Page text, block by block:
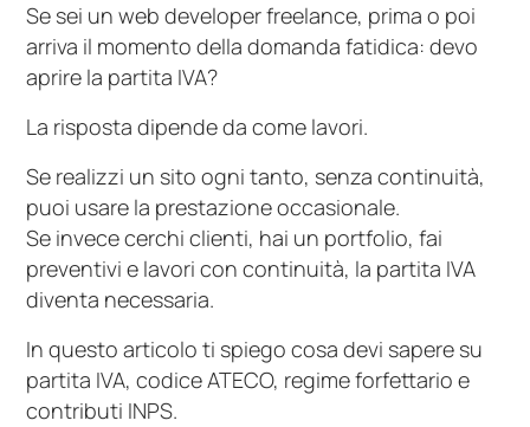
Se sei un web developer freelance, prima o poi
arriva il momento della domanda fatidica: devo
aprire la partita IVA?
La risposta dipende da come lavori.
Se realizzi un sito ogni tanto, senza continuità,
puoi usare la prestazione occasionale.
Se invece cerchi clienti, hai un portfolio, fai
preventivi e lavori con continuità, la partita IVA
diventa necessaria.
In questo articolo ti spiego cosa devi sapere su
partita IVA, codice ATECO, regime forfettario e
contributi INPS.